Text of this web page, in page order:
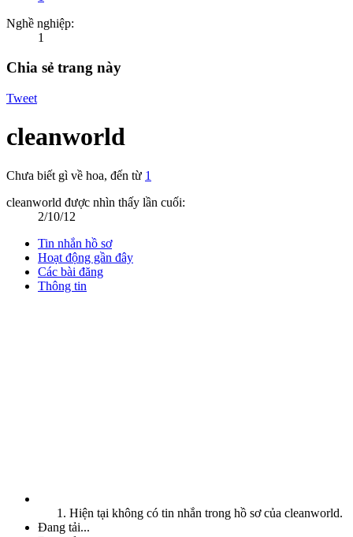
Nghề nghiệp:
1
Chia sẻ trang này
Tweet
cleanworld
Chưa biết gì về hoa, đến từ 1
cleanworld được nhìn thấy lần cuối:
2/10/12
Tin nhắn hồ sơ
Hoạt động gần đây
Các bài đăng
Thông tin
Hiện tại không có tin nhắn trong hồ sơ của cleanworld.
Đang tải...